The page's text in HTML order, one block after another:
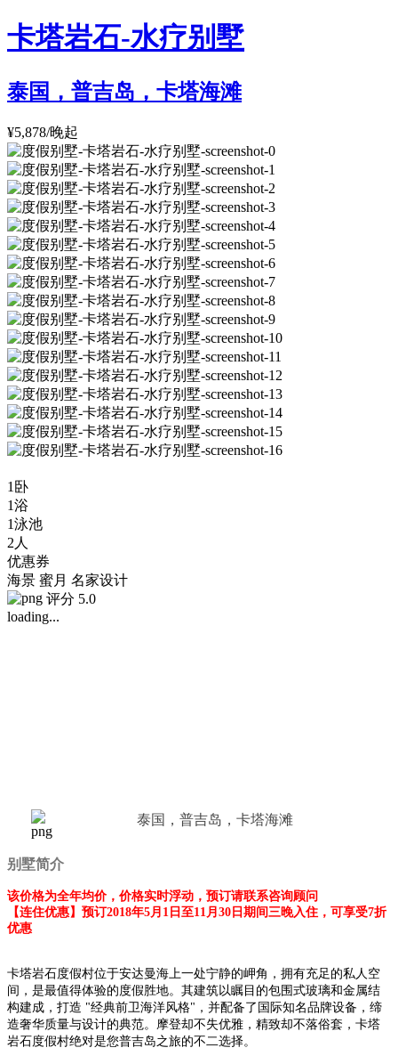
卡塔岩石-水疗别墅
泰国，普吉岛，卡塔海滩
¥5,878/晚起
1卧
1浴
1泳池
2人
优惠券
海景 蜜月 名家设计
评分 5.0
loading...
泰国，普吉岛，卡塔海滩
别墅简介
该价格为全年均价，价格实时浮动，预订请联系咨询顾问
【连住优惠】预订2018年5月1日至11月30日期间三晚入住，可享受7折
优惠
卡塔岩石度假村位于安达曼海上一处宁静的岬角，拥有充足的私人空
间，是最值得体验的度假胜地。其建筑以瞩目的包围式玻璃和金属结
构建成，打造 "经典前卫海洋风格"，并配备了国际知名品牌设备，缔
造奢华质量与设计的典范。 摩登却不失优雅，精致却不落俗套，卡塔
岩石度假村绝对是您普吉岛之旅的不二选择。